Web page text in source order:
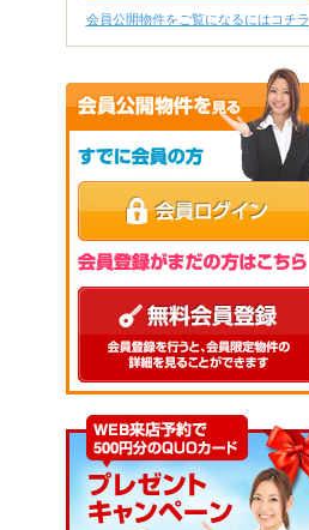
会員公開物件をご覧になるにはコチラ